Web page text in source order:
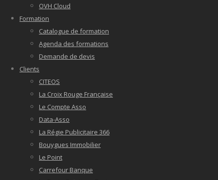
OVH Cloud
Formation
Catalogue de formation
Agenda des formations
Demande de devis
Clients
CITEOS
La Croix Rouge Française
Le Compte Asso
Data-Asso
La Régie Publicitaire 366
Bouygues Immobilier
Le Point
Carrefour Banque